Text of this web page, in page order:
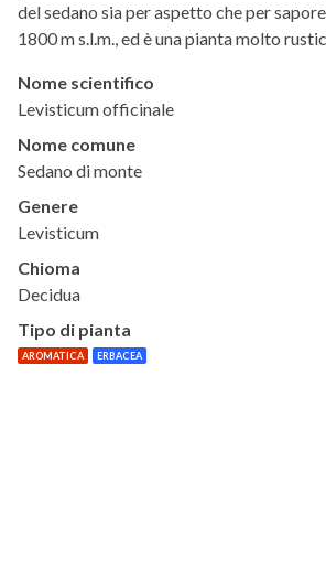
del sedano sia per aspetto che per
1800 m s.l.m., ed è una pianta molto
Nome scientifico
Levisticum officinale
Nome comune
Sedano di monte
Genere
Levisticum
Chioma
Decidua
Tipo di pianta
AROMATICA ERBACEA